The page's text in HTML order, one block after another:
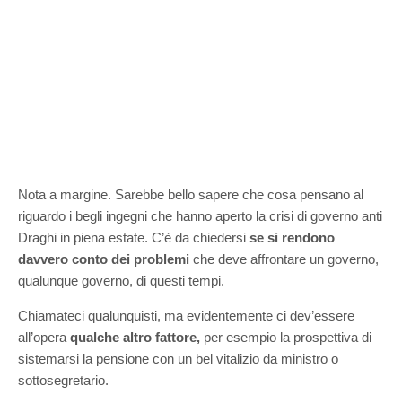
Nota a margine. Sarebbe bello sapere che cosa pensano al
riguardo i begli ingegni che hanno aperto la crisi di governo anti
Draghi in piena estate. C’è da chiedersi se si rendono
davvero conto dei problemi che deve affrontare un governo,
qualunque governo, di questi tempi.
Chiamateci qualunquisti, ma evidentemente ci dev’essere
all’opera qualche altro fattore, per esempio la prospettiva di
sistemarsi la pensione con un bel vitalizio da ministro o
sottosegretario.